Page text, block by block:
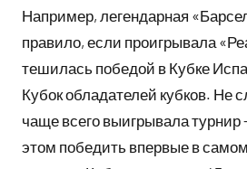
Например, легендарная
правило, если проигрывала
тешилась победой в Кубке
Кубок обладателей кубков. Не
чаще всего выигрывала турнир
этом победить впервые в